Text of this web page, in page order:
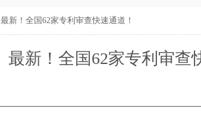
最新！全国62家专利审查快速通道！
最新！全国62家专利审查